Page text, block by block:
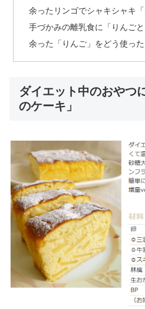
余ったリンゴでシャキシャキ
手づかみの離乳食に「りんごと
余った「りんご」をどう使った
ダイエット中のおやつ
のケーキ」